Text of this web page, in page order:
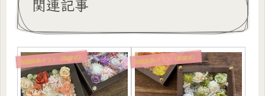
関連記事
両親贈呈ギフト（結婚式） 両親贈呈ギフト（結婚式）